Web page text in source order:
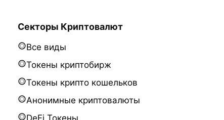
Секторы Криптовалют
Все виды
Токены криптобирж
Токены крипто кошельков
Анонимные криптовалюты